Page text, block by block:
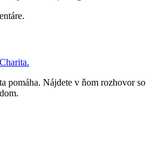
pomáha. Nájdete v ňom rozhovor so